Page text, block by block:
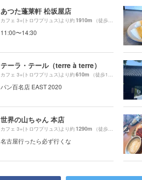
あつた蓬莱軒 松坂屋店
カフェ 3+(トロワプリュス)より約1910m （徒歩32分）
11:00〜14:30
テーラ・テール（terre à terre）
カフェ 3+(トロワプリュス)より約610m （徒歩11分）
パン百名店 EAST 2020
世界の山ちゃん 本店
カフェ 3+(トロワプリュス)より約1290m （徒歩22分）
名古屋行ったら必ず行くな